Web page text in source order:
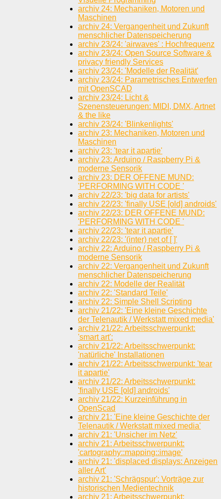
archiv 24: Mechaniken, Motoren und
Maschinen
archiv 24: Vergangenheit und Zukunft
menschlicher Datenspeicherung
archiv 23/24: 'airwaves' : Hochfrequenz
archiv 23/24: Open Source Software &
privacy friendly Services
archiv 23/24: 'Modelle der Realität'
archiv 23/24: Parametrisches Entwerfen
mit OpenSCAD
archiv 23/24: Licht &
Szenensteuerungen: MIDI, DMX, Artnet
& the like
archiv 23/24: 'Blinkenlights'
archiv 23: Mechaniken, Motoren und
Maschinen
archiv 23: 'tear it apartie'
archiv 23: Arduino / Raspberry Pi &
moderne Sensorik
archiv 23: DER OFFENE MUND:
'PERFORMING WITH CODE '
archiv 22/23: 'big data for artists'
archiv 22/23: 'finally USE [old] androids'
archiv 22/23: DER OFFENE MUND:
'PERFORMING WITH CODE '
archiv 22/23: 'tear it apartie'
archiv 22/23: '(inter) net of [ ]'
archiv 22: Arduino / Raspberry Pi &
moderne Sensorik
archiv 22: Vergangenheit und Zukunft
menschlicher Datenspeicherung
archiv 22: Modelle der Realität
archiv 22: 'Standard Teile'
archiv 22: Simple Shell Scripting
archiv 21/22: 'Eine kleine Geschichte
der Telenautik / Werkstatt mixed media'
archiv 21/22: Arbeitsschwerpunkt:
'smart art':
archiv 21/22: Arbeitsschwerpunkt:
'natürliche' Installationen
archiv 21/22: Arbeitsschwerpunkt: 'tear
it apartie'
archiv 21/22: Arbeitsschwerpunkt:
'finally USE [old] androids'
archiv 21/22: Kurzeinführung in
OpenScad
archiv 21: 'Eine kleine Geschichte der
Telenautik / Werkstatt mixed media'
archiv 21: 'Unsicher im Netz'
archiv 21: Arbeitsschwerpunkt:
'cartography::mapping::image'
archiv 21: 'displaced displays: Anzeigen
aller Art'
archiv 21: 'Schrägspur': Vorträge zur
historischen Medientechnik
archiv 21: Arbeitsschwerpunkt: